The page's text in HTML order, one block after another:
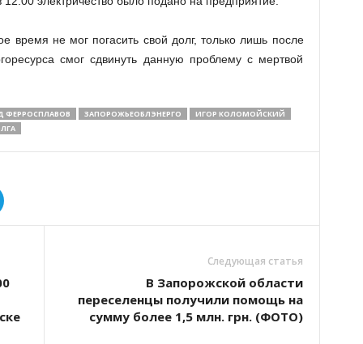
время не мог погасить свой долг, только лишь после
смог сдвинуть данную проблему с мертвой
ФЕРРОСПЛАВОВ ЗАПОРОЖЬЕОБЛЭНЕРГО
ИГОР КОЛОМОЙСКИЙ
Следующая статья
В Запорожской области
переселенцы получили помощь на
сумму более 1,5 млн. грн. (ФОТО)